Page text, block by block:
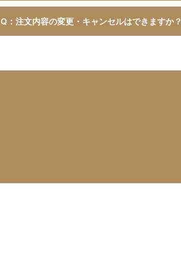
Q：注文内容の変更・キャンセルはできますか？